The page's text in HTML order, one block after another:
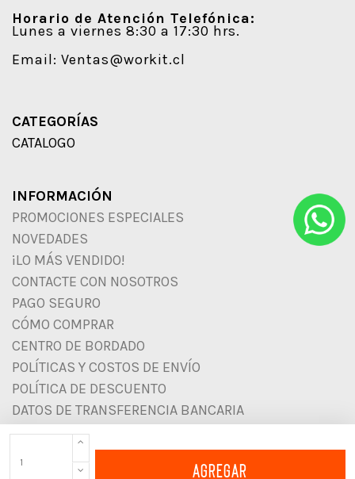
AGREGAR
Horario de Atención Telefónica:
Lunes a viernes 8:30 a 17:30 hrs.
Email: Ventas@workit.cl
CATEGORÍAS
CATALOGO
INFORMACIÓN
PROMOCIONES ESPECIALES
NOVEDADES
¡LO MÁS VENDIDO!
CONTACTE CON NOSOTROS
PAGO SEGURO
CÓMO COMPRAR
CENTRO DE BORDADO
POLÍTICAS Y COSTOS DE ENVÍO
POLÍTICA DE DESCUENTO
DATOS DE TRANSFERENCIA BANCARIA